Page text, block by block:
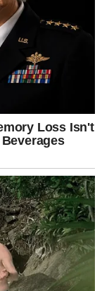
jula rešiti jedan
koji
vam veliko
jedno teško
onu vrstu
vam znači
bogati
veliko